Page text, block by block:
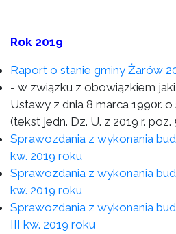
Rok 2019
Raport o stanie gminy Żarów
- w związku z obowiązkiem jaki
Ustawy z dnia 8 marca 1990r.
(tekst jedn. Dz. U. z 2019 r. poz.
Sprawozdania z wykonania
kw. 2019 roku
Sprawozdania z wykonania
kw. 2019 roku
Sprawozdania z wykonania
III kw. 2019 roku